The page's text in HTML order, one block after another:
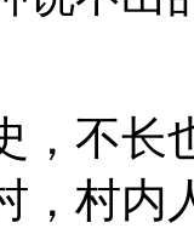
，不长
，村内